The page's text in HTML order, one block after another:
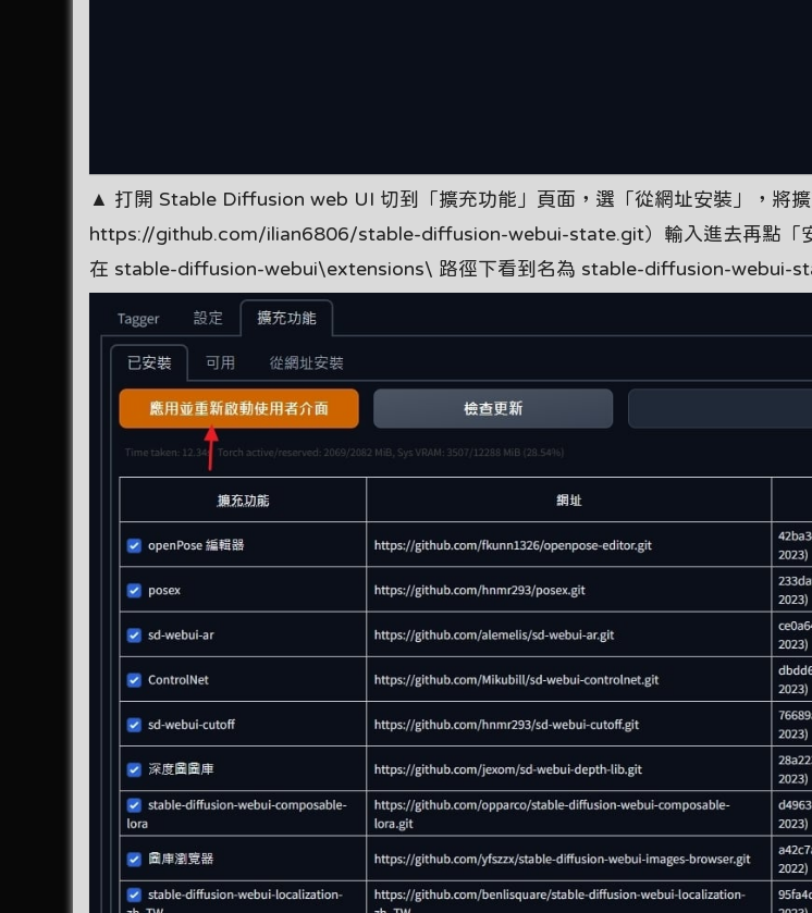
▲ 打開 Stable Diffusion web UI 切到「擴充功能」頁面，選「從網址安裝」，將
https://github.com/ilian6806/stable-diffusion-webui-state.git）輸入進去再點「
在 stable-diffusion-webui\extensions\ 路徑下看到名為 stable-diffusion-webui-